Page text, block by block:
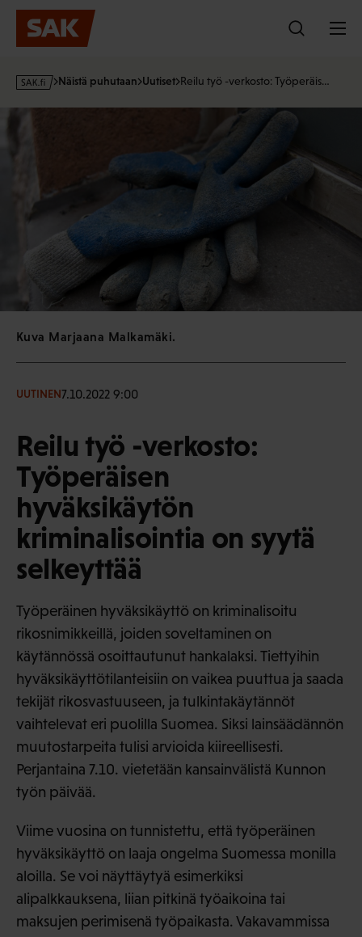
Hyppää
sisältöön
s
Näistä puhutaan Uutiset Reilu työ -verkosto: Työperäis…
Kuva Marjaana Malkamäki.
UUTINEN7.10.2022 9:00
Reilu työ -verkosto:
Työperäisen
hyväksikäytön
kriminalisointia on syytä
selkeyttää
Työperäinen hyväksikäyttö on kriminalisoitu
rikosnimikkeillä, joiden soveltaminen on
käytännössä osoittautunut hankalaksi. Tiettyihin
hyväksikäyttötilanteisiin on vaikea puuttua ja saada
tekijät rikosvastuuseen, ja tulkintakäytännöt
vaihtelevat eri puolilla Suomea. Siksi lainsäädännön
muutostarpeita tulisi arvioida kiireellisesti.
Perjantaina 7.10. vietetään kansainvälistä Kunnon
työn päivää.
Viime vuosina on tunnistettu, että työperäinen
hyväksikäyttö on laaja ongelma Suomessa monilla
aloilla. Se voi näyttäytyä esimerkiksi
alipalkkauksena, liian pitkinä työaikoina tai
maksujen perimisenä työpaikasta. Vakavammissa